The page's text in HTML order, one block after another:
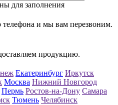
для заполнения
и мы вам перезвоним.
продукцию.
Екатеринбург Иркутск
Москва Нижний Новгород
Пермь Ростов-на-Дону Самара
Тюмень Челябинск